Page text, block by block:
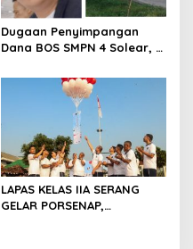
Dugaan Penyimpangan
Dana BOS SMPN 4 Solear, L
Janggal Hingga Ratusan
LAPAS KELAS IIA SERANG
GELAR PORSENAP,